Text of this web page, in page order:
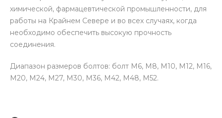
химической, фармацевтической промышленности, для
работы на Крайнем Севере и во всех случаях, когда
необходимо обеспечить высокую прочность
соединения.
Диапазон размеров болтов: болт М6, М8, М10, М12, М16,
М20, М24, М27, М30, М36, М42, М48, М52.